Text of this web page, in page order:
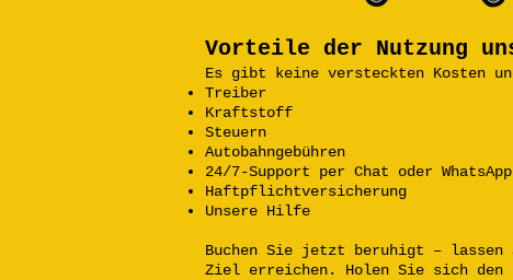
Vorteile der Nutzung
Es gibt keine versteckten Kosten
Treiber
Kraftstoff
Steuern
Autobahngebühren
24/7-Support per Chat oder WhatsApp
Haftpflichtversicherung
Unsere Hilfe
Buchen Sie jetzt beruhigt – lassen
Ziel erreichen. Holen Sie sich den